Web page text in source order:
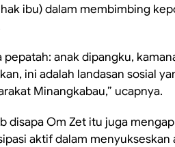
ibu) dalam membimbing
pepatah: anak dipangku,
ini adalah landasan sosial
Minangkabau,” ucapnya.
disapa Om Zet itu juga
aktif dalam menyukseskan